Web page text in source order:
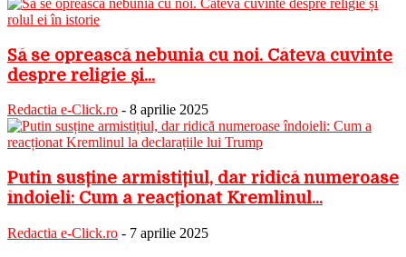
Să se oprească nebunia cu noi. Câteva cuvinte
despre religie și...
Redactia e-Click.ro - 8 aprilie 2025
Putin susține armistițiul, dar ridică numeroase
îndoieli: Cum a reacționat Kremlinul...
Redactia e-Click.ro - 7 aprilie 2025